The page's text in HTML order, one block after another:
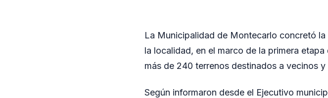
La Municipalidad de Montecarlo concretó
la localidad, en el marco de la primera
más de 240 terrenos destinados a vecinos
Según informaron desde el Ejecutivo